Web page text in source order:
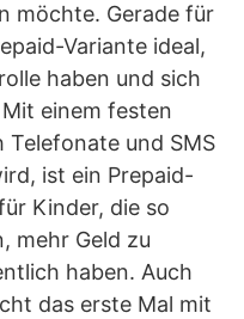
möchte. Gerade für
Variante ideal,
haben und sich
einem festen
Telefonate und SMS
ist ein Prepaid-
Kinder, die so
mehr Geld zu
haben. Auch
das erste Mal mit